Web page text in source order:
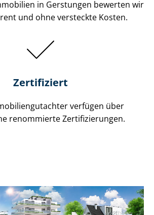
in Gerstungen bewerten wir
und ohne versteckte Kosten.
Zertifiziert
verfügen über
renommierte Zer­ti­fi­zie­run­gen.